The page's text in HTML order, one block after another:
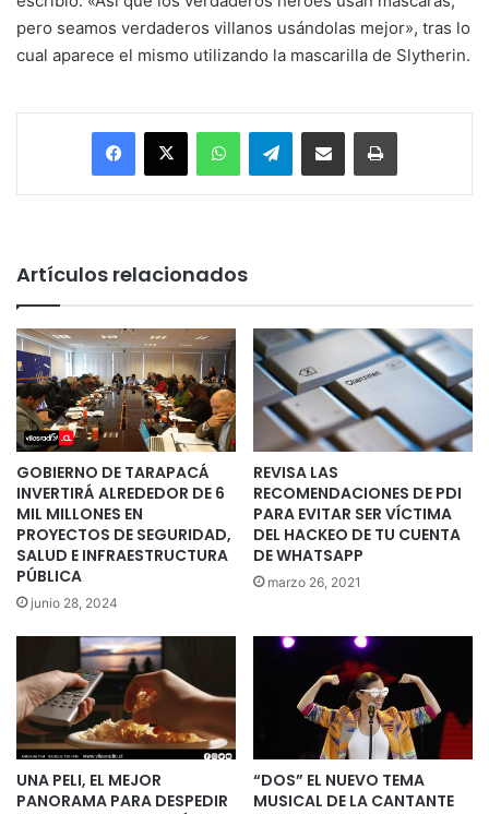
pero seamos verdaderos villanos usándolas mejor», tras lo
cual aparece el mismo utilizando la mascarilla de Slytherin.
Facebook
X WhatsAppTelegramEnviar vía email Imprimir
Artículos relacionados
GOBIERNO DE TARAPACÁ
INVERTIRÁ ALREDEDOR DE 6
MIL MILLONES EN
PROYECTOS DE SEGURIDAD,
SALUD E INFRAESTRUCTURA
PÚBLICA
junio 28, 2024
REVISA LAS
RECOMENDACIONES DE PDI
PARA EVITAR SER VÍCTIMA
DEL HACKEO DE TU CUENTA
DE WHATSAPP
marzo 26, 2021
UNA PELI, EL MEJOR
PANORAMA PARA DESPEDIR
“DOS” EL NUEVO TEMA
MUSICAL DE LA CANTANTE